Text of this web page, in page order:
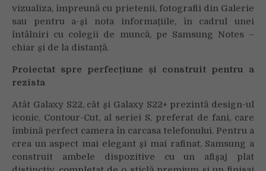
vizualiza, împreună cu prietenii, fotografii din Galerie
sau pentru a-și nota informațiile, în cadrul unei
întâlniri cu colegii de muncă, pe Samsung Notes –
chiar și de la distanță.
Proiectat spre perfecțiune și construit pentru a
rezista
Atât Galaxy S22, cât și Galaxy S22+ prezintă design-ul
iconic, Contour-Cut, al seriei S, preferat de fani, care
îmbină perfect camera în carcasa telefonului. Pentru a
crea un aspect mai elegant și mai rafinat, Samsung a
construit ambele dispozitive cu un afișaj plat